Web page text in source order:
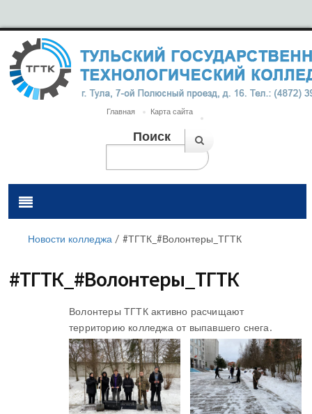
Главная Карта сайта
Поиск
Новости колледжа / #ТГТК_#Волонтеры_ТГТК
#ТГТК_#Волонтеры_ТГТК
Волонтеры ТГТК активно расчищают
территорию колледжа от выпавшего снега.